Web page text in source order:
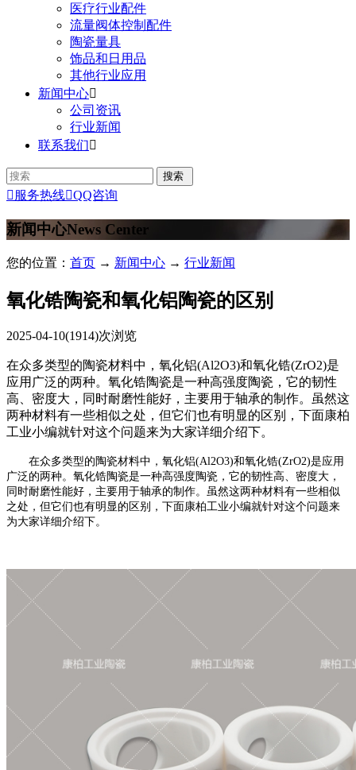
医疗行业配件
流量阀体控制配件
陶瓷量具
饰品和日用品
其他行业应用
新闻中心
公司资讯
行业新闻
联系我们
 服务热线QQ咨询
新闻中心News Center
您的位置： 首页 → 新闻中心 → 行业新闻
氧化锆陶瓷和氧化铝陶瓷的区别
2025-04-10(1914)次浏览
在众多类型的陶瓷材料中，氧化铝(Al2O3)和氧化锆(ZrO2)是
应用广泛的两种。氧化锆陶瓷是一种高强度陶瓷，它的韧性
高、密度大，同时耐磨性能好，主要用于轴承的制作。虽然这
两种材料有一些相似之处，但它们也有明显的区别，下面康柏
工业小编就针对这个问题来为大家详细介绍下。
在众多类型的陶瓷材料中，氧化铝(Al2O3)和氧化锆(ZrO2)是应用
广泛的两种。氧化锆陶瓷是一种高强度陶瓷，它的韧性高、密度大，
同时耐磨性能好，主要用于轴承的制作。虽然这两种材料有一些相似
之处，但它们也有明显的区别，下面康柏工业小编就针对这个问题来
为大家详细介绍下。